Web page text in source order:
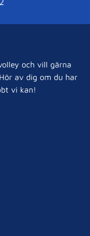
och vill gärna
av dig om du har
vi kan!